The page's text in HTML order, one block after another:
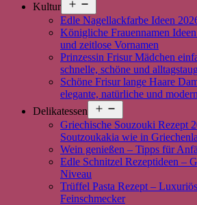
Kultur
öffnen
Edle Nagellackfarbe Ideen
Königliche Frauennamen
und zeitlose Vornamen
Prinzessin Frisur Mädchen
schnelle, schöne und
Schöne Frisur lange Haare
elegante, natürliche und
Delikatessen
öffnen
Griechische Souzouki Rezept
Soutzoukakia wie in
Wein genießen – Tipps für
Edle Schnitzel Rezeptideen –
Niveau
Trüffel Pasta Rezept –
Feinschmecker